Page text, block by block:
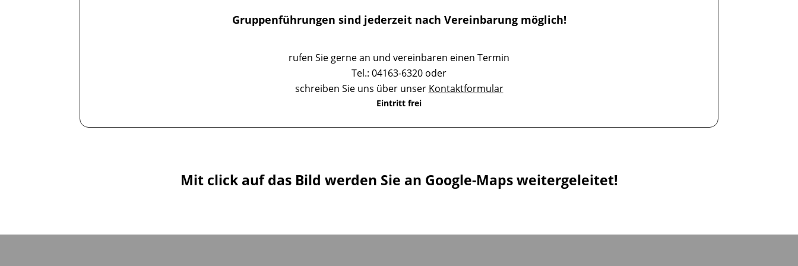
Gruppenführungen sind jederzeit nach Vereinbarung möglich!
rufen Sie gerne an und vereinbaren einen Termin
Tel.: 04163-6320 oder
schreiben Sie uns über unser Kontaktformular
Eintritt frei
Mit click auf das Bild werden Sie an Google-Maps weitergeleitet!